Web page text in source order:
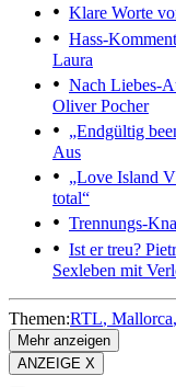
Klare Worte
Hass-
Laura
Nach Liebes-
Oliver Pocher
„Endgültig
Aus
„Love Island
total“
Trennungs-
Ist er treu?
Sexleben mit
Themen:RTL Mallorca
Mehr anzeigen
ANZEIGE X